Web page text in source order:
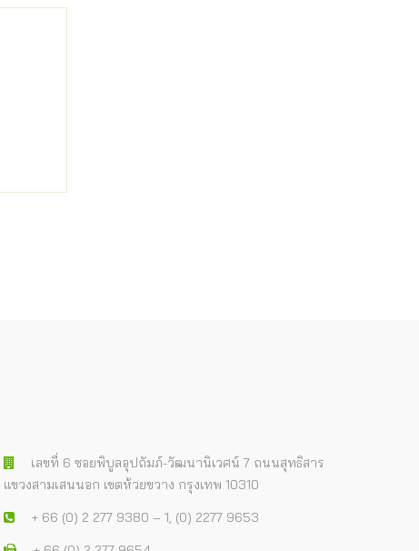
เลขที่ 6 ซอยพิบูลอุปถัมภ์-วัฒนานิเวศน์ 7 ถนนสุทธิสาร
แขวงสามเสนนอก เขตห้วยขวาง กรุงเทพ 10310
+ 66 (0) 2 277 9380 – 1, (0) 2277 9653